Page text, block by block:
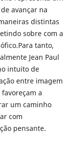
avançar na
distintas
sobre com a
tanto,
Jean Paul
intuito de
entre imagem
a
um caminho
com
pensante.